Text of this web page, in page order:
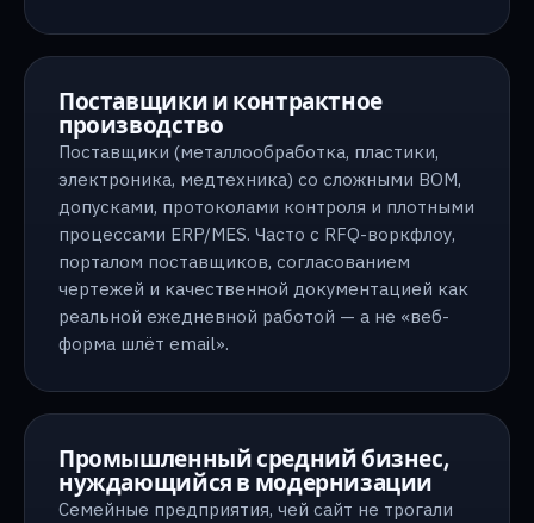
Поставщики и контрактное
производство
Поставщики (металлообработка, пластики,
электроника, медтехника) со сложными BOM,
допусками, протоколами контроля и плотными
процессами ERP/MES. Часто с RFQ-воркфлоу,
порталом поставщиков, согласованием
чертежей и качественной документацией как
реальной ежедневной работой — а не «веб-
форма шлёт email».
Промышленный средний бизнес,
нуждающийся в модернизации
Семейные предприятия, чей сайт не трогали